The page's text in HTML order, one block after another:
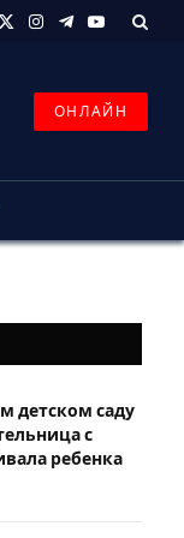
X
Instagram
Telegram
YouTube
ОНЛАЙН
детском саду
с
ребенка